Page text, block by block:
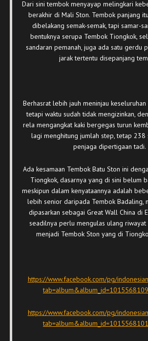
Dari sini tembok menyayap melingkari
berakhir di Mali Ston. Tembok panjang
dibelakang semak-semak, tapi samar-
bentuknya serupa Tembok Tiongkok,
sandaran pemanah, juga ada satu gerdu
jarak tertentu disepanjang
Berhasrat lebih jauh meninjau keseluruhan
tetapi waktu sudah tidak mengizinkan,
rela mengangkat kaki bergegas turun
lagi menghitung jumlah step, tetap 238
penjaga dipertigaan tadi.
Ada kesamaan Tembok Batu Ston ini
Tiongkok, dasarnya yang di sini belum
meskipun dalam kenyataannya adalah
lebih senior daripada Tembok Badaling,
dipasarkan sebagai Great Wall China di
seadilnya perlu mengulas ulang riwayat
menjadi Tembok Ston yang di
https://www.facebook.com/pg/
https://www.facebook.com/pg/